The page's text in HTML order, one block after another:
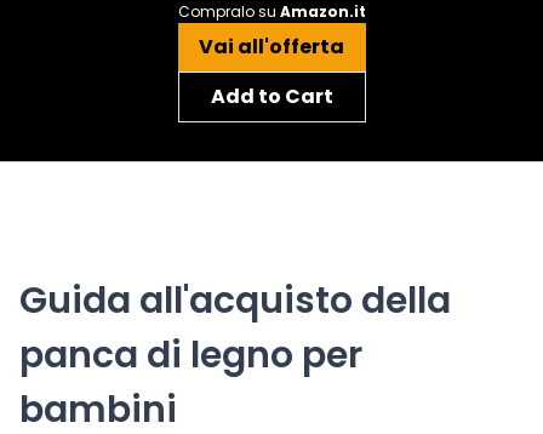
Compralo su Amazon.it
Vai all'offerta
Add to Cart
Guida all'acquisto della
panca di legno per
bambini